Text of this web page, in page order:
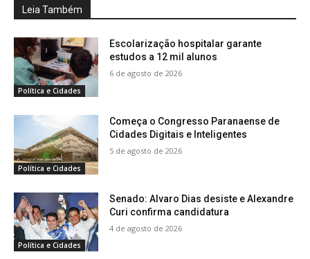
Leia Também
Política e Cidades
Escolarização hospitalar garante
estudos a 12 mil alunos
6 de agosto de 2026
Política e Cidades
Começa o Congresso Paranaense de
Cidades Digitais e Inteligentes
5 de agosto de 2026
Política e Cidades
Senado: Alvaro Dias desiste e Alexandre
Curi confirma candidatura
4 de agosto de 2026